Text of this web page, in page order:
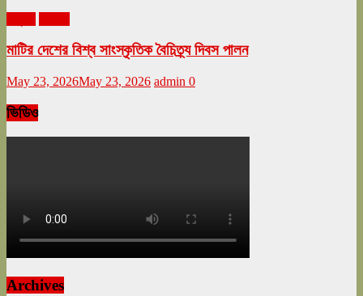
মাটির দেশের বিশ্ব সাংস্কৃতিক বৈচিত্র্য দিবস পালন
May 23, 2026May 23, 2026 admin 0
ভিডিও
Archives